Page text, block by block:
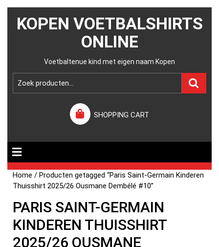
KOPEN VOETBALSHIRTS
ONLINE
Voetbaltenue kind met eigen naam Kopen
SHOPPING CART
Home / Producten getagged “Paris Saint-Germain Kinderen
Thuisshirt 2025/26 Ousmane Dembélé #10”
PARIS SAINT-GERMAIN
KINDEREN THUISSHIRT
2025/26 OUSMANE